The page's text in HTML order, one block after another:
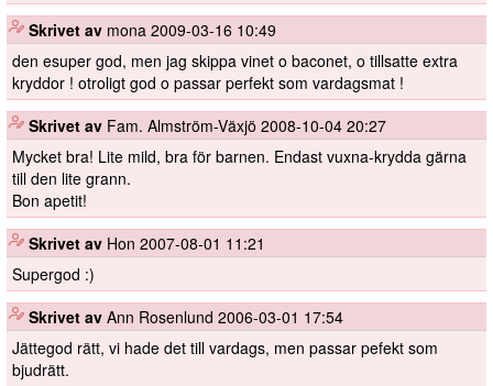
Skrivet av mona 2009-03-16 10:49
den esuper god, men jag skippa vinet o baconet, o tillsatte extra
kryddor ! otroligt god o passar perfekt som vardagsmat !
Skrivet av Fam. Almström-Växjö 2008-10-04 20:27
Mycket bra! Lite mild, bra för barnen. Endast vuxna-krydda gärna
till den lite grann.
Bon apetit!
Skrivet av Hon 2007-08-01 11:21
Supergod :)
Skrivet av Ann Rosenlund 2006-03-01 17:54
Jättegod rätt, vi hade det till vardags, men passar pefekt som
bjudrätt.